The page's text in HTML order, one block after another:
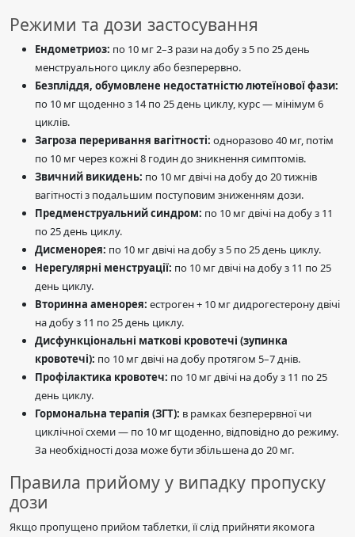
Режими та дози застосування
Ендометриоз: по 10 мг 2–3 рази на добу з 5 по 25 день
менструального циклу або безперервно.
Безпліддя, обумовлене недостатністю лютеїнової фази:
по 10 мг щоденно з 14 по 25 день циклу, курс — мінімум 6
циклів.
Загроза переривання вагітності: одноразово 40 мг, потім
по 10 мг через кожні 8 годин до зникнення симптомів.
Звичний викидень: по 10 мг двічі на добу до 20 тижнів
вагітності з подальшим поступовим зниженням дози.
Предменструальний синдром: по 10 мг двічі на добу з 11
по 25 день циклу.
Дисменорея: по 10 мг двічі на добу з 5 по 25 день циклу.
Нерегулярні менструації: по 10 мг двічі на добу з 11 по 25
день циклу.
Вторинна аменорея: естроген + 10 мг дидрогестерону двічі
на добу з 11 по 25 день циклу.
Дисфункціональні маткові кровотечі (зупинка
кровотечі): по 10 мг двічі на добу протягом 5–7 днів.
Профілактика кровотеч: по 10 мг двічі на добу з 11 по 25
день циклу.
Гормональна терапія (ЗГТ): в рамках безперервної чи
циклічної схеми — по 10 мг щоденно, відповідно до режиму.
За необхідності доза може бути збільшена до 20 мг.
Правила прийому у випадку пропуску
дози
Якщо пропущено прийом таблетки, її слід прийняти якомога